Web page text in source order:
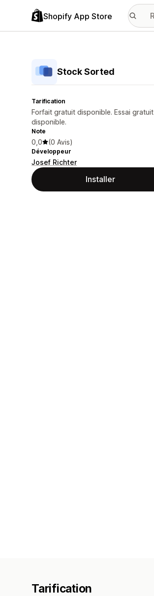
Shopify App Store
Stock Sorted
Tarification
Forfait gratuit disponible. Essai gratuit
disponible.
Note
0,0 (0 Avis)
Développeur
Josef Richter
Installer
Tarification